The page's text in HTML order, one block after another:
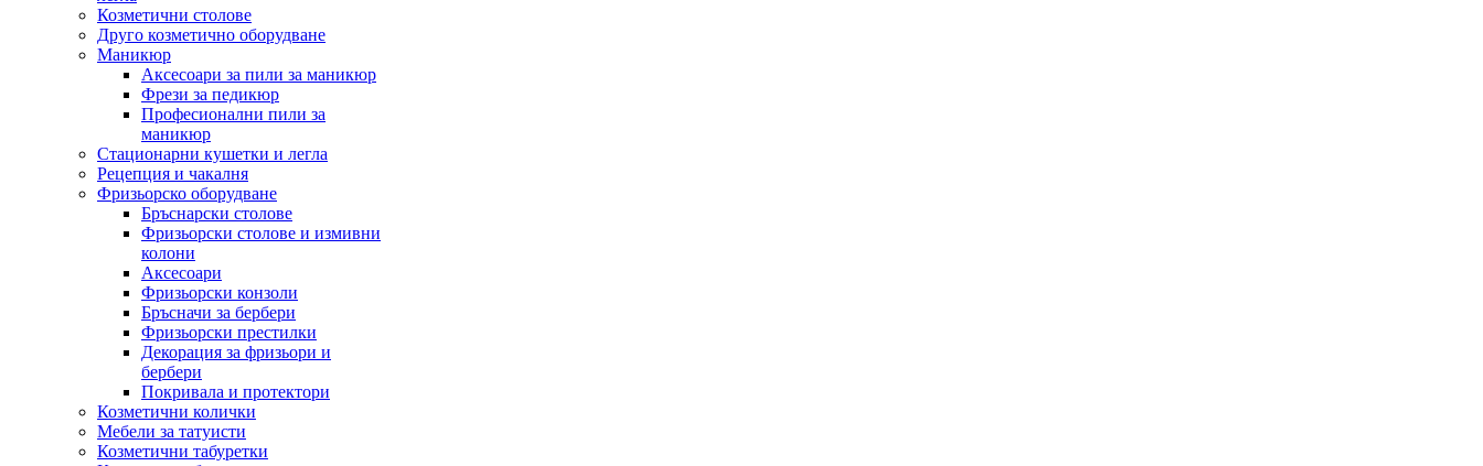
Козметични столове
Друго козметично оборудване
Маникюр
Аксесоари за пили за маникюр
Фрези за педикюр
Професионални пили за
маникюр
Стационарни кушетки и легла
Рецепция и чакалня
Фризьорско оборудване
Бръснарски столове
Фризьорски столове и измивни
колони
Аксесоари
Фризьорски конзоли
Бръсначи за бербери
Фризьорски престилки
Декорация за фризьори и
бербери
Покривала и протектори
Козметични колички
Мебели за татуисти
Козметични табуретки